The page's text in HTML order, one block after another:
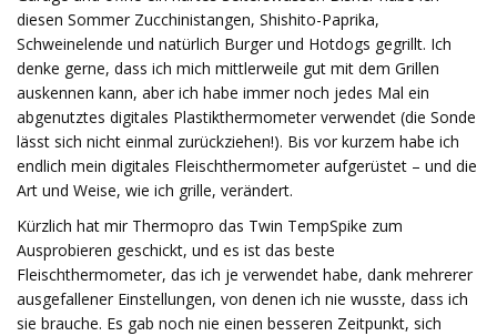
diesen Sommer Zucchinistangen, Shishito-Paprika,
Schweinelende und natürlich Burger und Hotdogs gegrillt. Ich
denke gerne, dass ich mich mittlerweile gut mit dem Grillen
auskennen kann, aber ich habe immer noch jedes Mal ein
abgenutztes digitales Plastikthermometer verwendet (die Sonde
lässt sich nicht einmal zurückziehen!). Bis vor kurzem habe ich
endlich mein digitales Fleischthermometer aufgerüstet – und die
Art und Weise, wie ich grille, verändert.
Kürzlich hat mir Thermopro das Twin TempSpike zum
Ausprobieren geschickt, und es ist das beste
Fleischthermometer, das ich je verwendet habe, dank mehrerer
ausgefallener Einstellungen, von denen ich nie wusste, dass ich
sie brauche. Es gab noch nie einen besseren Zeitpunkt, sich